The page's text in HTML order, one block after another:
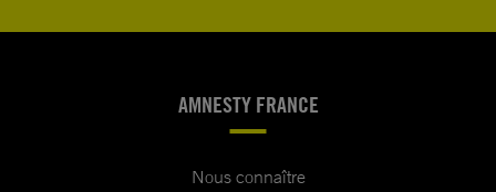
AMNESTY FRANCE
Nous connaître